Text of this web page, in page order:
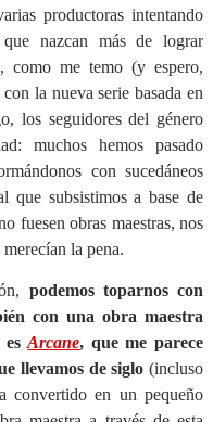
productoras intentando
nazcan más de lograr
como me temo (y espero,
la nueva serie basada en
los seguidores del género
muchos hemos pasado
con sucedáneos
que subsistimos a base de
fuesen obras maestras, nos
la pena.
podemos toparnos con
con una obra maestra
esArcane, que me parece
llevamos de siglo (incluso
convertido en un pequeño